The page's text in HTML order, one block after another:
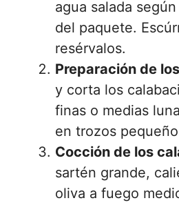
agua salada
del paquete.
resérvalos.
Preparación de
y corta los
finas o medias
en trozos
Cocción de los
sartén grande,
oliva a fuego